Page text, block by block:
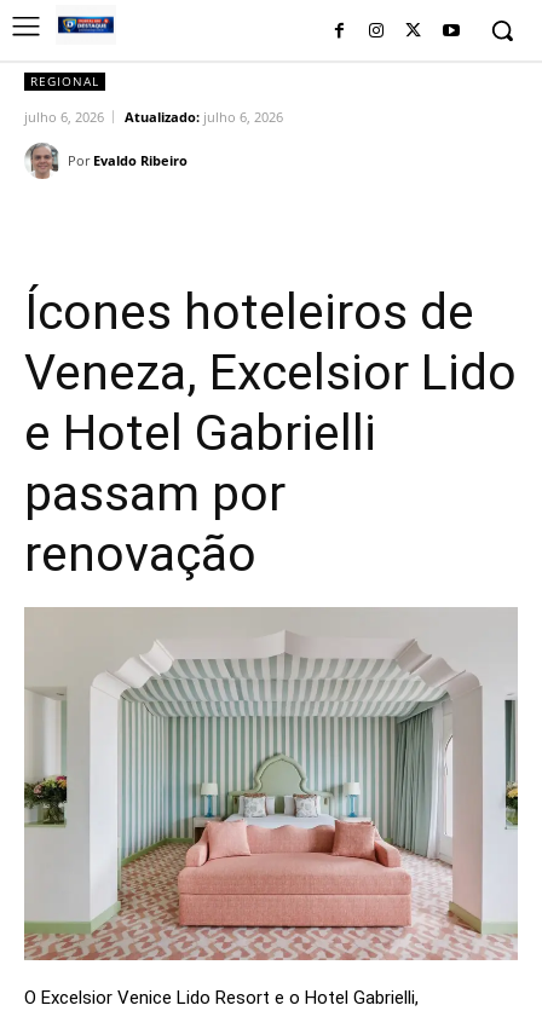
REGIONAL
julho 6, 2026 Atualizado: julho 6, 2026
Por Evaldo Ribeiro
Ícones hoteleiros de
Veneza, Excelsior Lido
e Hotel Gabrielli
passam por
renovação
O Excelsior Venice Lido Resort e o Hotel Gabrielli,